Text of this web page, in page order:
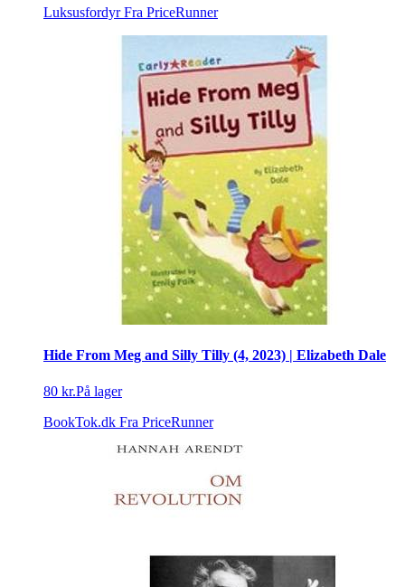
Luksusfordyr Fra PriceRunner
Hide From Meg and Silly Tilly (4, 2023) | Elizabeth Dale
80 kr.På lager
BookTok.dk Fra PriceRunner